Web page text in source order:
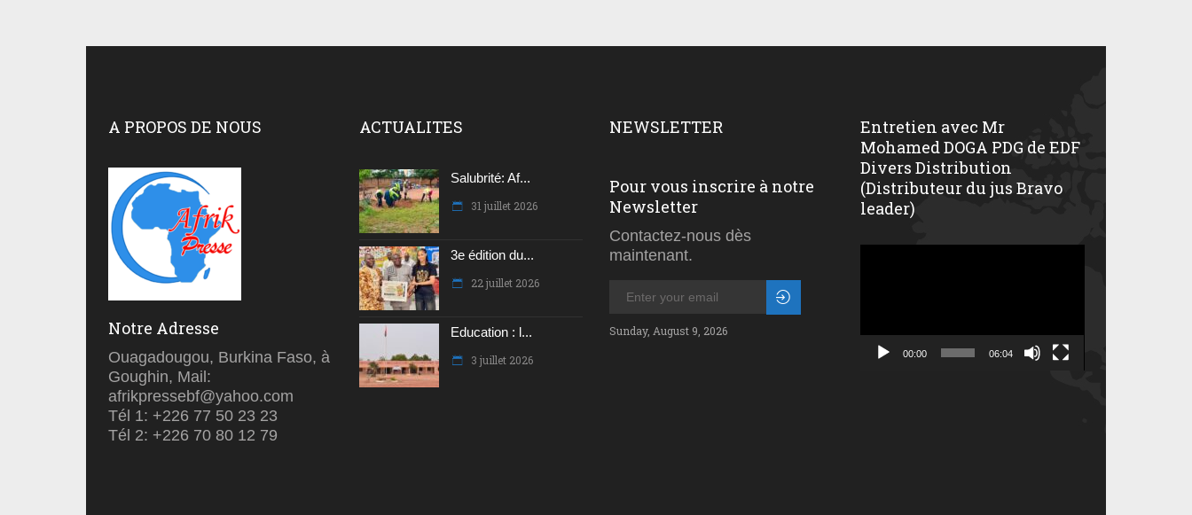
A PROPOS DE NOUS
Notre Adresse
Ouagadougou, Burkina Faso, à
Goughin, Mail:
afrikpressebf@yahoo.com
Tél 1: +226 77 50 23 23
Tél 2: +226 70 80 12 79
ACTUALITES
Salubrité: Af...
31 juillet 2026
3e édition du...
22 juillet 2026
Education : l...
3 juillet 2026
NEWSLETTER
Pour vous inscrire à notre
Newsletter
Contactez-nous dès
maintenant.
Sunday, August 9, 2026
Entretien avec Mr
Mohamed DOGA PDG de EDF
Divers Distribution
(Distributeur du jus Bravo
leader)
00:00 06:04